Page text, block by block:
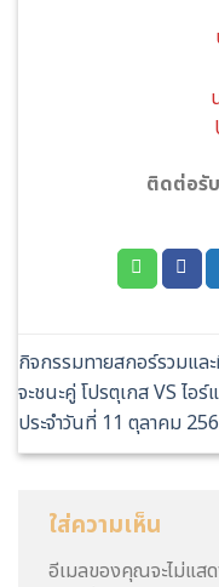
ติดต่อรั
กิจกรรมทายสกอร์รวมแล
จะชนะคู่ โปรตุเกส VS ไอ
ประจำวันที่ 11 ตุลาคม
ใส่ความเห็น
อีเมลของคุณจะไม่แส